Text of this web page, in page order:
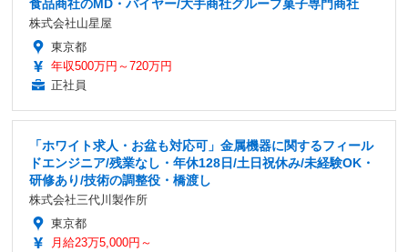
食品商社のMD・バイヤー/大手商社グループ菓子専門商社
株式会社山星屋
東京都
年収500万円～720万円
正社員
「ホワイト求人・お盆も対応可」金属機器に関するフィール
ドエンジニア/残業なし・年休128日/土日祝休み/未経験OK・
研修あり/技術の調整役・橋渡し
株式会社三代川製作所
東京都
月給23万5,000円～